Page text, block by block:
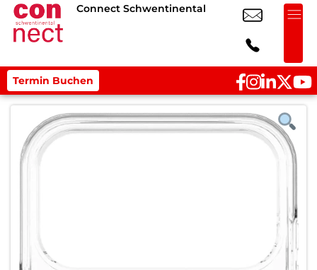
Connect Schwentinental
Termin Buchen